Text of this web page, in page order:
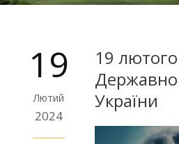
19
Лютий
2024
19
України